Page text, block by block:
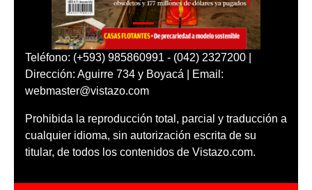
Teléfono: (+593) 985860991 - (042) 2327200 |
Dirección: Aguirre 734 y Boyacá | Email:
webmaster@vistazo.com
Prohibida la reproducción total, parcial y traducción a
cualquier idioma, sin autorización escrita de su
titular, de todos los contenidos de Vistazo.com.